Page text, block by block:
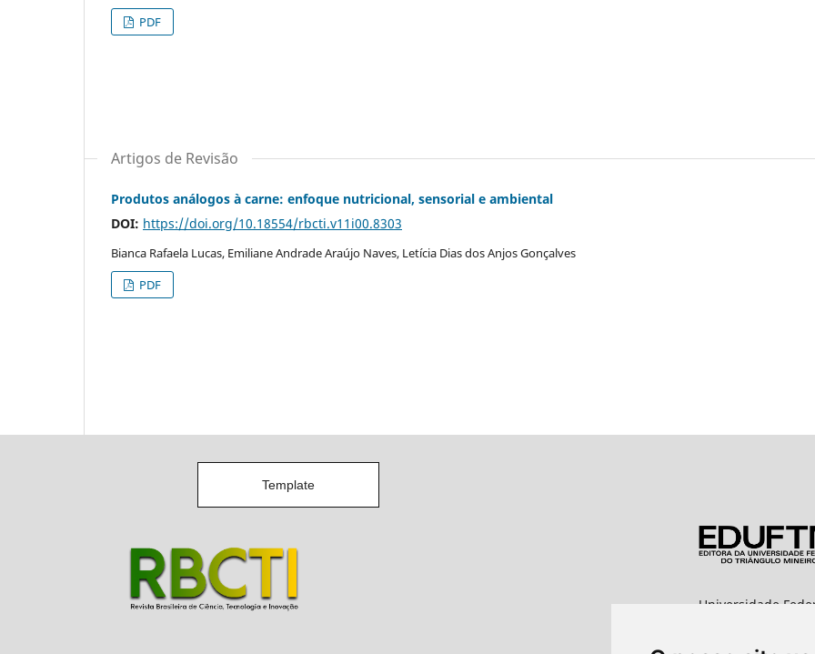
PDF
Artigos de Revisão
Produtos análogos à carne: enfoque nutricional, sensorial e ambiental
DOI: https://doi.org/10.18554/rbcti.v11i00.8303
Bianca Rafaela Lucas, Emiliane Andrade Araújo Naves, Letícia Dias dos Anjos Gonçalves
PDF
Template
Universidade